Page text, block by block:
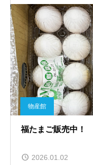
物産館
福たまご販売中！
2026.01.02